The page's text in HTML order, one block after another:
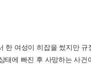
한 여성이 히잡을 썼지만
태에 빠진 후 사망하는 사